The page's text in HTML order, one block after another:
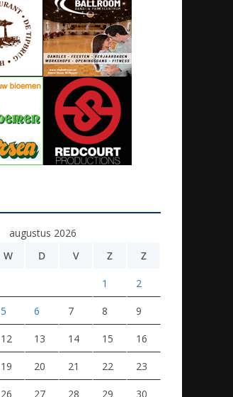
augustus 2026
W D V Z Z
1 2
5 6 7 8 9
12 13 14 15 16
19 20 21 22 23
26 27 28 29 30